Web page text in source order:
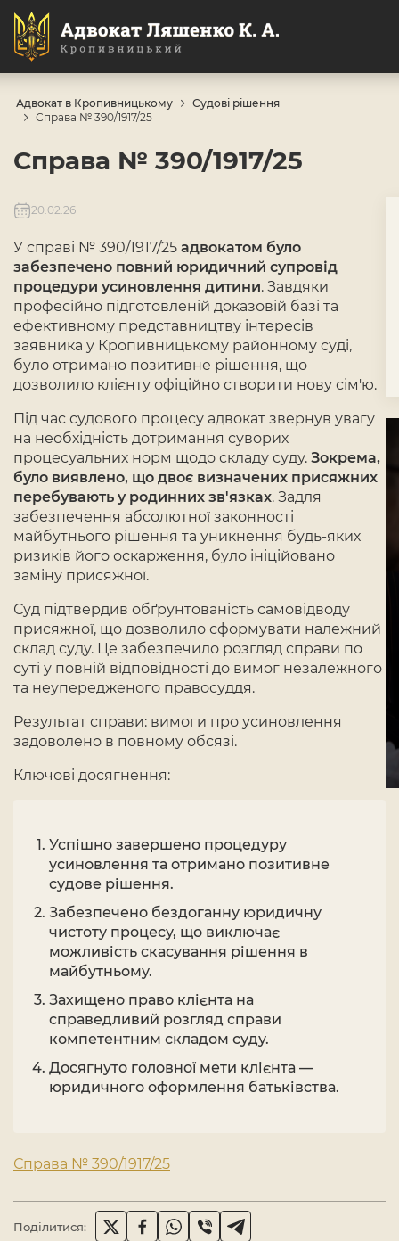
Адвокат в Кропивницькому
Судові рішення
Справа № 390/1917/25
Справа № 390/1917/25
20.02.26
У справі № 390/1917/25 адвокатом було
забезпечено повний юридичний супровід
процедури усиновлення дитини. Завдяки
професійно підготовленій доказовій базі та
ефективному представництву інтересів
заявника у Кропивницькому районному суді,
було отримано позитивне рішення, що
дозволило клієнту офіційно створити нову сім'ю.
Під час судового процесу адвокат звернув увагу
на необхідність дотримання суворих
процесуальних норм щодо складу суду. Зокрема,
було виявлено, що двоє визначених присяжних
перебувають у родинних зв'язках. Задля
забезпечення абсолютної законності
майбутнього рішення та уникнення будь-яких
ризиків його оскарження, було ініційовано
заміну присяжної.
Суд підтвердив обґрунтованість самовідводу
присяжної, що дозволило сформувати належний
склад суду. Це забезпечило розгляд справи по
суті у повній відповідності до вимог незалежного
та неупередженого правосуддя.
Результат справи: вимоги про усиновлення
задоволено в повному обсязі.
Ключові досягнення:
Успішно завершено процедуру
усиновлення та отримано позитивне
судове рішення.
Забезпечено бездоганну юридичну
чистоту процесу, що виключає
можливість скасування рішення в
майбутньому.
Захищено право клієнта на
справедливий розгляд справи
компетентним складом суду.
Досягнуто головної мети клієнта —
юридичного оформлення батьківства.
Справа № 390/1917/25
Поділитися: